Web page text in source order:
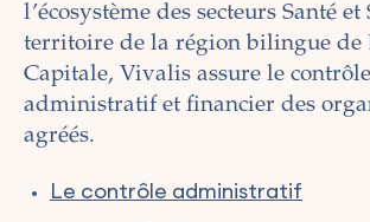
l’écosystème des secteurs Santé
territoire de la région bilingue de
Capitale, Vivalis assure le contrôle
administratif et financier des
agréés.
Le contrôle administratif